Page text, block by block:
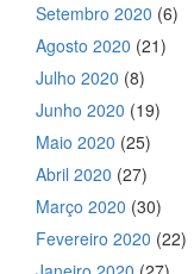
Setembro 2020 (6)
Agosto 2020 (21)
Julho 2020 (8)
Junho 2020 (19)
Maio 2020 (25)
Abril 2020 (27)
Março 2020 (30)
Fevereiro 2020 (22)